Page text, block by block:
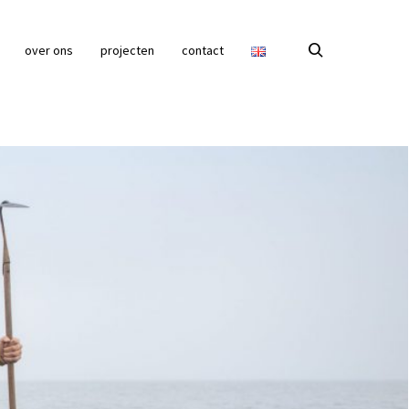
over ons projecten contact